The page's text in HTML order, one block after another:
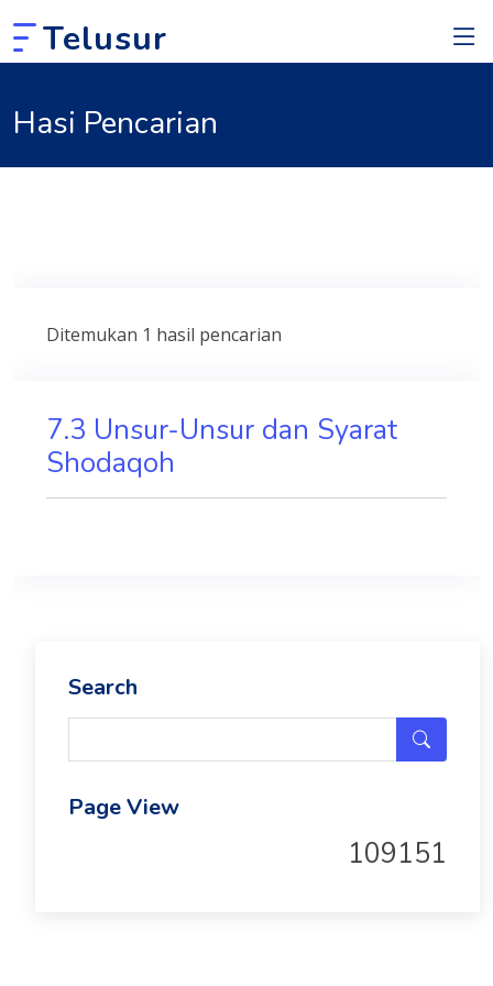
Telusur
Hasi Pencarian
Ditemukan 1 hasil pencarian
7.3 Unsur-Unsur dan Syarat
Shodaqoh
Search
Page View
109151